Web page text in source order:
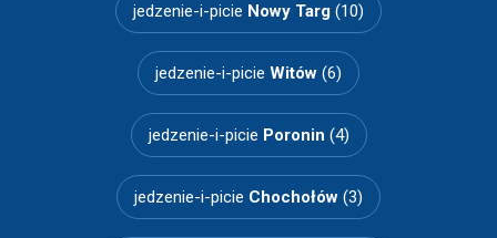
jedzenie-i-picie Nowy Targ (10)
jedzenie-i-picie Witów (6)
jedzenie-i-picie Poronin (4)
jedzenie-i-picie Chochołów (3)